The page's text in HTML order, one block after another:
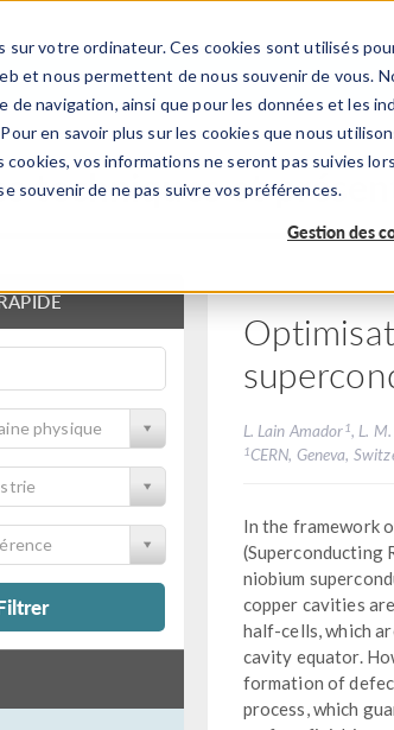
sur votre ordinateur. Ces cookies sont utilisés
et nous permettent de nous souvenir de vous.
de navigation, ainsi que pour les données et les
en savoir plus sur les cookies que nous
vos informations ne seront pas suivies
souvenir de ne pas suivre vos préférences.
Gestion des
PRODUITS
techniques et
physique L. Lain Amador 1, L.
1CERN, Geneva,
In the framework
(Superconducting
niobium
copper cavities
half-cells, which
cavity equator.
formation of
process, which